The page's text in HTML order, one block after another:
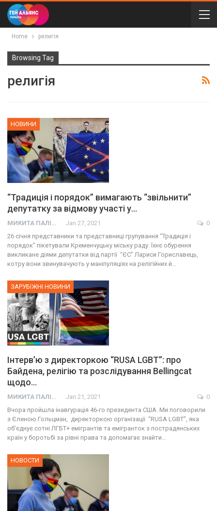
Home религія
Browsing Tag
религія
НОВИНИ
“Традиція і порядок” вимагають “звільнити”
депутатку за відмову участі у…
МИКИТА ПАЛІЙ Jan 27, 2021
0
26 січня представники та представниці групування “Традиція і
порядок” пікетували Кременчуцьку міську раду. Їхнє обурення
викликане діями депутатки від партії “ЄС” Лариси Гориславець,
котру вони звинувачують у маніпуляціях на релігійних й…
ЗАРУБІЖНІ НОВИНИ
Інтерв’ю з директоркою “RUSA LGBT”: про
Байдена, релігію та розслідування Bellingcat
щодо…
МИКИТА ПАЛІЙ Jan 21, 2021
0
Вчора пройшла інавгурація 46-го президента США. Ми поговорили
з Єленою Гольцман, директоркою організації “RUSA LGBT”, яка
об’єднує сотні ЛГБТ+ емігрантів та емігранток з пострадянських
країн у боротьбі за рівні права та допомагає знайти…
НОВОСТИ